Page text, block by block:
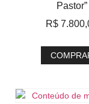
Pastor”
R$